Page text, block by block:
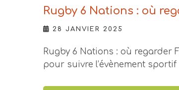
Rugby 6 Nations : où
28 JANVIER 2025
Rugby 6 Nations : où regarder
pour suivre l’évènement